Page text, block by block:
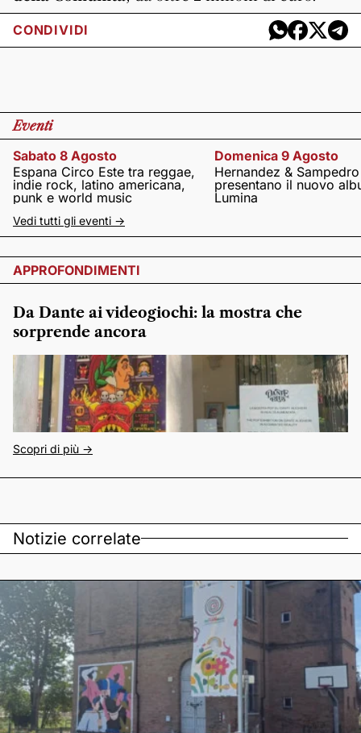
CONDIVIDI
Eventi
Sabato 8 Agosto
Espana Circo Este tra reggae,
indie rock, latino americana,
punk e world music
Domenica 9 Agosto
Hernandez & Sampedro
presentano il nuovo
Lumina
Vedi tutti gli eventi ->
APPROFONDIMENTI
Da Dante ai videogiochi: la mostra che
sorprende ancora
Scopri di più ->
Notizie correlate